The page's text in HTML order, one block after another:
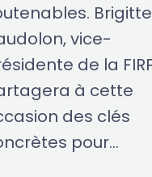
Brigitte
vice-
de la
à cette
des clés
pour...